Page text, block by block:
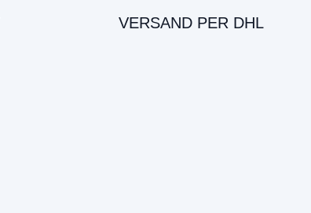
VERSAND PER DHL